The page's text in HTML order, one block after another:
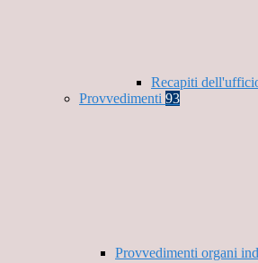
Recapiti
Provvedimenti 93
Provvedimenti organi